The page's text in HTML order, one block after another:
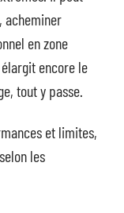
acheminer
en zone
élargit encore le
tout y passe.
et limites,
les